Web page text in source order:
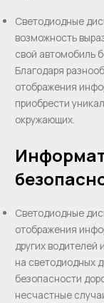
Светодиодные
возможность
свой автомобиль
Благодаря
отображения
приобрести
окружающих.
Светодиодные
отображения
других
на светодиодных
безопасности
несчастные